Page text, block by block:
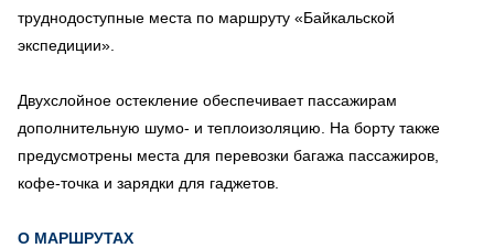
труднодоступные места по маршруту «Байкальской
экспедиции».
Двухслойное остекление обеспечивает пассажирам
дополнительную шумо- и теплоизоляцию. На борту также
предусмотрены места для перевозки багажа пассажиров,
кофе-точка и зарядки для гаджетов.
О МАРШРУТАХ